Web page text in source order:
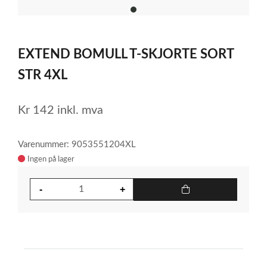
item
of
1
EXTEND BOMULL T-SKJORTE SORT
STR 4XL
Kr 142 inkl. mva
Varenummer: 9053551204XL
Ingen på lager